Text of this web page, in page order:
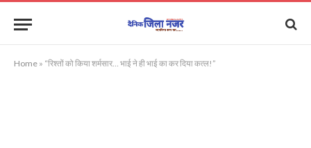
Home » “रिश्तों को किया शर्मसार… भाई ने ही भाई का कर दिया कत्ल!”